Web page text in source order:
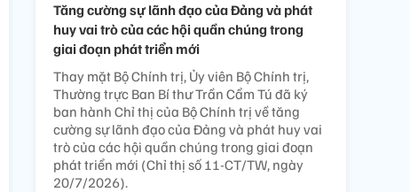
Tăng cường sự lãnh đạo của Đảng và phát
huy vai trò của các hội quần chúng trong
giai đoạn phát triển mới
Thay mặt Bộ Chính trị, Ủy viên Bộ Chính trị,
Thường trực Ban Bí thư Trần Cẩm Tú đã ký
ban hành Chỉ thị của Bộ Chính trị về tăng
cường sự lãnh đạo của Đảng và phát huy vai
trò của các hội quần chúng trong giai đoạn
phát triển mới (Chỉ thị số 11-CT/TW, ngày
20/7/2026).